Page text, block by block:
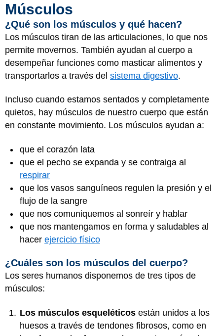
Músculos
¿Qué son los músculos y qué hacen?
Los músculos tiran de las articulaciones, lo que nos
permite movernos. También ayudan al cuerpo a
desempeñar funciones como masticar alimentos y
transportarlos a través del sistema digestivo.
Incluso cuando estamos sentados y completamente
quietos, hay músculos de nuestro cuerpo que están
en constante movimiento. Los músculos ayudan a:
que el corazón lata
que el pecho se expanda y se contraiga al
respirar
que los vasos sanguíneos regulen la presión y el
flujo de la sangre
que nos comuniquemos al sonreír y hablar
que nos mantengamos en forma y saludables al
hacer ejercicio físico
¿Cuáles son los músculos del cuerpo?
Los seres humanos disponemos de tres tipos de
músculos:
Los músculos esqueléticos están unidos a los
huesos a través de tendones fibrosos, como en